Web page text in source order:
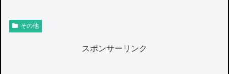
その他
スポンサーリンク